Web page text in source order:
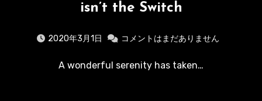
isn’t the Switch
2020年3月1日 コメントはまだありません
A wonderful serenity has taken…